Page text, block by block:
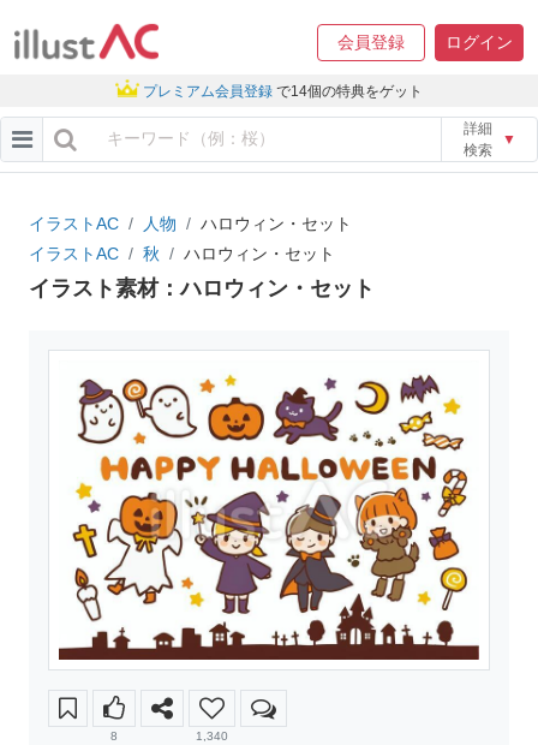
会員登録 ログイン
プレミアム会員登録 で14個の特典をゲット
詳細
検索
▼
イラストAC 人物
ハロウィン・セット
イラストAC
秋 ハロウィン・セット
イラスト素材：ハロウィン・セット
8 1,340